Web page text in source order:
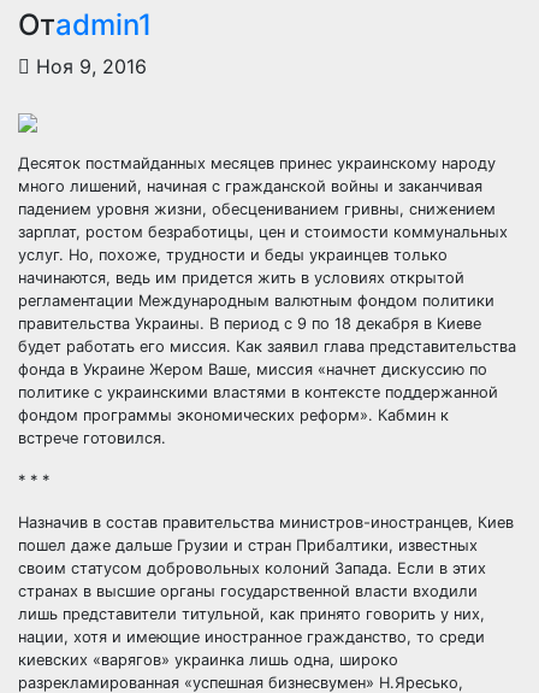
Отadmin1
Ноя 9, 2016
Десяток постмайданных месяцев принес украинскому народу
много лишений, начиная с гражданской войны и заканчивая
падением уровня жизни, обесцениванием гривны, снижением
зарплат, ростом безработицы, цен и стоимости коммунальных
услуг. Но, похоже, трудности и беды украинцев только
начинаются, ведь им придется жить в условиях открытой
регламентации Международным валютным фондом политики
правительства Украины. В период с 9 по 18 декабря в Киеве
будет работать его миссия. Как заявил глава представительства
фонда в Украине Жером Ваше, миссия «начнет дискуссию по
политике с украинскими властями в контексте поддержанной
фондом программы экономических реформ». Кабмин к
встрече готовился.
* * *
Назначив в состав правительства министров-иностранцев, Киев
пошел даже дальше Грузии и стран Прибалтики, известных
своим статусом добровольных колоний Запада. Если в этих
странах в высшие органы государственной власти входили
лишь представители титульной, как принято говорить у них,
нации, хотя и имеющие иностранное гражданство, то среди
киевских «варягов» украинка лишь одна, широко
разрекламированная «успешная бизнесвумен» Н.Яресько,